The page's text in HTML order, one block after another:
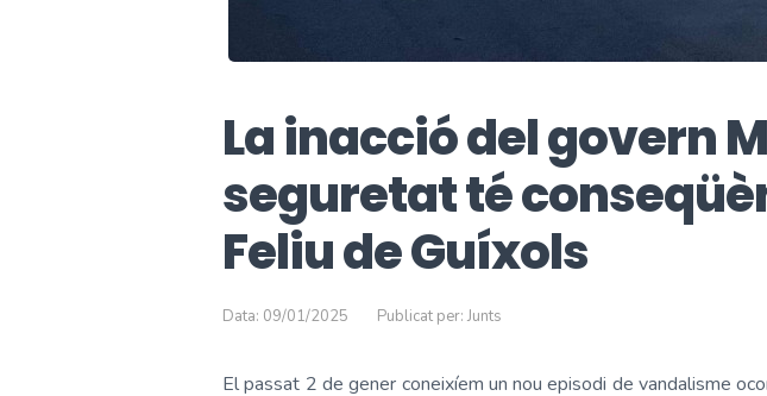
La inacció del govern
seguretat té
Feliu de Guíxols
Data: 09/01/2025 Publicat per: Junts
El passat 2 de gener coneixíem un nou episodi de vandalisme